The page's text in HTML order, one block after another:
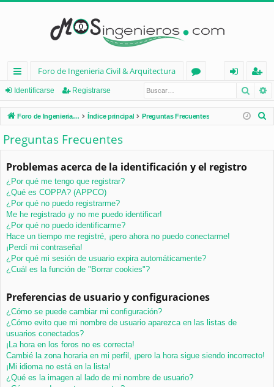
nl
ac
es
rá
pi
d
os
Foro de Ingenieria Civil & Arquitectura
os
nt
ifi
rs
eg
ist
ra
Identificarse Registrarse
Foro de Ingenieria Civil & Arquitectura Índice principal Preguntas Frecuentes
Preguntas Frecuentes
Problemas acerca de la identificación y el registro
¿Por qué me tengo que registrar?
¿Qué es COPPA? (APPCO)
¿Por qué no puedo registrarme?
Me he registrado ¡y no me puedo identificar!
¿Por qué no puedo identificarme?
Hace un tiempo me registré, ¡pero ahora no puedo conectarme!
¡Perdí mi contraseña!
¿Por qué mi sesión de usuario expira automáticamente?
¿Cuál es la función de "Borrar cookies"?
Preferencias de usuario y configuraciones
¿Cómo se puede cambiar mi configuración?
¿Cómo evito que mi nombre de usuario aparezca en las listas de
usuarios conectados?
¡La hora en los foros no es correcta!
Cambié la zona horaria en mi perfil, ¡pero la hora sigue siendo incorrecto!
¡Mi idioma no está en la lista!
¿Qué es la imagen al lado de mi nombre de usuario?